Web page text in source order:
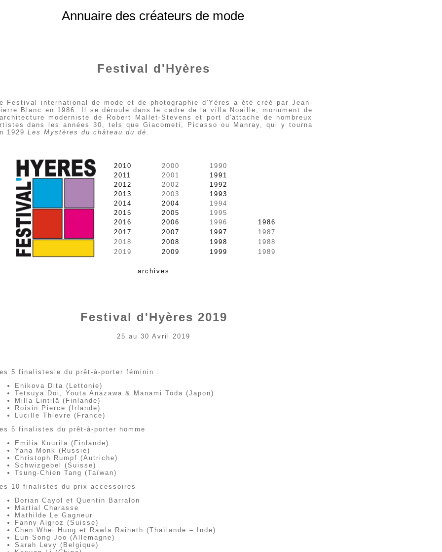
Annuaire des créateurs de mode
Festival d'Hyères
Festival international de mode et de photographie d'Yères a été créé par Jean-
Blanc en 1986. Il se déroule dans le cadre de la villa Noaille, monument de
moderniste de Robert Mallet-Stevens et port d'attache de nombreux
dans les années 30, tels que Giacometi, Picasso ou Manray, qui y tourna
1929 Les Mystères du château du dé .
2010 2000
1990
2011
2001
1991
2012
2002
1992
2013
2003
1993
2014
2004
1994
2015
2005
1995
2016
2006 1996
1986
2017
2007 1997
1987
2018
2008 1998
1988
2019
2009 1999 1989
archives
Festival d'Hyères 2019
25 au 30 Avril 2019
5 finalistesle du prêt-à-porter féminin :
Enikova Dita (Lettonie)
Tetsuya Doi, Youta Anazawa & Manami Toda (Japon)
Milla Lintilä (Finlande)
Roisin Pierce (Irlande)
Lucille Thievre (France)
5 finalistes du prêt-à-porter homme
Emilia Kuurila (Finlande)
Yana Monk (Russie)
Christoph Rumpf (Autriche)
Schwizgebel (Suisse)
Tsung-Chien Tang (Taïwan)
10 finalistes du prix accessoires
Dorian Cayol et Quentin Barralon
Martial Charasse
Mathilde Le Gagneur
Fanny Aigroz (Suisse)
Chen Whei Hung et Rawla Raiheth (Thaïlande – Inde)
Eun-Song Joo (Allemagne)
Sarah Levy (Belgique)